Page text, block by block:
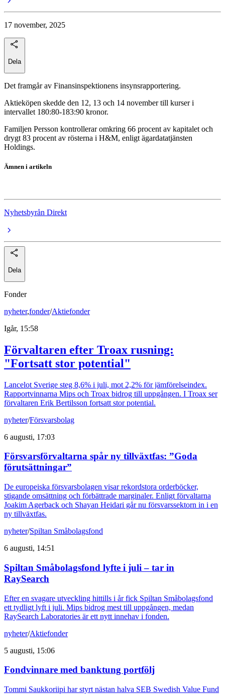
17 november, 2025
Dela
Det framgår av Finansinspektionens insynsrapportering.
Aktieköpen skedde den 12, 13 och 14 november till kurser i
intervallet 180:80-183:90 kronor.
Familjen Persson kontrollerar omkring 66 procent av kapitalet och
drygt 83 procent av rösterna i H&M, enligt ägardatatjänsten
Holdings.
Ämnen i artikeln
Nyhetsbyrån Direkt
Dela
Fonder
nyheter,fonder/Aktiefonder
Igår, 15:58
Förvaltaren efter Troax rusning:
"Fortsatt stor potential"
Lancelot Sverige steg 8,6% i juli, mot 2,2% för jämförelseindex.
Rapportvinnarna Mips och Troax bidrog till uppgången. I Troax ser
förvaltaren Erik Bertilsson fortsatt stor potential.
nyheter/Försvarsbolag
6 augusti, 17:03
Försvarsförvaltarna spår ny tillväxtfas: ”Goda
förutsättningar”
De europeiska försvarsbolagen visar rekordstora orderböcker,
stigande omsättning och förbättrade marginaler. Enligt förvaltarna
Joakim Agerback och Shayan Heidari går nu försvarssektorn in i en
ny tillväxtfas.
nyheter/Spiltan Småbolagsfond
6 augusti, 14:51
Spiltan Småbolagsfond lyfte i juli – tar in
RaySearch
Efter en svagare utveckling hittills i år fick Spiltan Småbolagsfond
ett tydligt lyft i juli. Mips bidrog mest till uppgången, medan
RaySearch Laboratories är ett nytt innehav i fonden.
nyheter/Aktiefonder
5 augusti, 15:06
Fondvinnare med banktung portfölj
Tommi Saukkoriipi har styrt nästan halva SEB Swedish Value Fund